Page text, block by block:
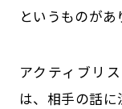
というものがあ
アクティブリ
は、相手の話